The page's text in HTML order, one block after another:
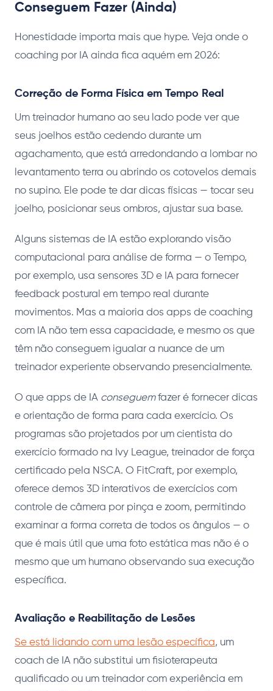
Conseguem Fazer (Ainda)
Honestidade importa mais que hype. Veja onde o
coaching por IA ainda fica aquém em 2026:
Correção de Forma Física em Tempo Real
Um treinador humano ao seu lado pode ver que
seus joelhos estão cedendo durante um
agachamento, que está arredondando a lombar no
levantamento terra ou abrindo os cotovelos demais
no supino. Ele pode te dar dicas físicas — tocar seu
joelho, posicionar seus ombros, ajustar sua base.
Alguns sistemas de IA estão explorando visão
computacional para análise de forma — o Tempo,
por exemplo, usa sensores 3D e IA para fornecer
feedback postural em tempo real durante
movimentos. Mas a maioria dos apps de coaching
com IA não tem essa capacidade, e mesmo os que
têm não conseguem igualar a nuance de um
treinador experiente observando presencialmente.
O que apps de IA conseguemfazer é fornecer dicas
e orientação de forma para cada exercício. Os
programas são projetados por um cientista do
exercício formado na Ivy League, treinador de força
certificado pela NSCA. O FitCraft, por exemplo,
oferece demos 3D interativos de exercícios com
controle de câmera por pinça e zoom, permitindo
examinar a forma correta de todos os ângulos — o
que é mais útil que uma foto estática mas não é o
mesmo que um humano observando sua execução
específica.
Avaliação e Reabilitação de Lesões
Se está lidando com uma lesão específica, um
coach de IA não substitui um fisioterapeuta
qualificado ou um treinador com experiência em